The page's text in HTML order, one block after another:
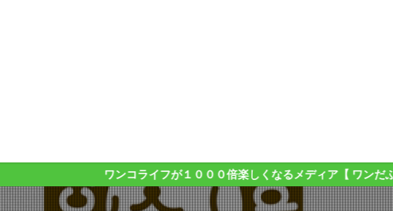
ワンコライフが１０００倍楽しくなるメディア【 ワンだふるライフ 】